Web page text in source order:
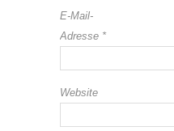
E-Mail-
Adresse *
Website